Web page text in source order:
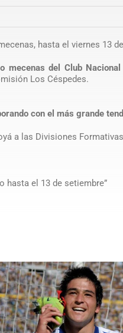
hasta el viernes 13
del Club Nacional
Los Céspedes.
con el más grande
a las Divisiones
hasta el 13 de setiembre”